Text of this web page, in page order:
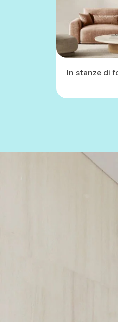
In stanze di